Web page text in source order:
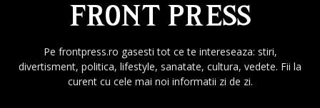
Pe frontpress.ro gasesti tot ce te intereseaza: stiri,
divertisment, politica, lifestyle, sanatate, cultura, vedete. Fii la
curent cu cele mai noi informatii zi de zi.